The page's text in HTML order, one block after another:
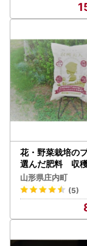
ご入金後、3～6
なお、配送月が
に記載の時期に
配送日の指定は
やむを得ない事
必ず事前にお電
し込みください
配送時間帯の希
配送先の住所が
住所が変わるま
お願いいたします
また、申し込み
より、返礼品を
いたしません。
花・野菜栽培の
選んだ肥料 収
山形県庄内町
(5)